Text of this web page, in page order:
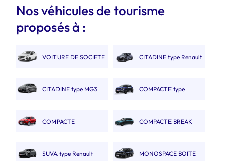
Nos véhicules de tourisme
proposés à :
VOITURE DE SOCIETE CITADINE type Renault
CITADINE type MG3
COMPACTE type
COMPACTE
COMPACTE BREAK
SUVA type Renault
MONOSPACE BOITE